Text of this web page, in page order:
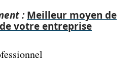
: Meilleur moyen de
votre entreprise